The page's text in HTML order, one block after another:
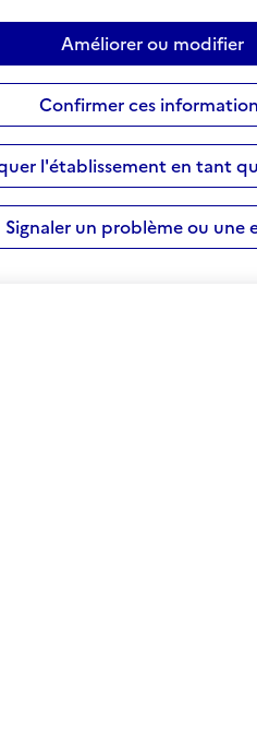
Améliorer ou modifier
Confirmer ces
l'établissement en tant
Signaler un problème ou une